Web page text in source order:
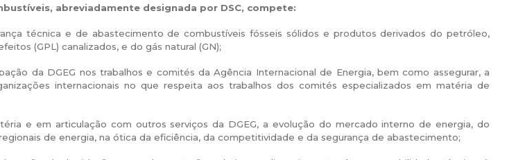
abreviadamente designada por DSC, compete:
técnica e de abastecimento de combustíveis fósseis sólidos e produtos derivados do petróleo,
(GPL) canalizados, e do gás natural (GN);
da DGEG nos trabalhos e comités da Agência Internacional de Energia, bem como assegurar, a
internacionais no que respeita aos trabalhos dos comités especializados em matéria de
e em articulação com outros serviços da DGEG, a evolução do mercado interno de energia, do
de energia, na ótica da eficiência, da competitividade e da segurança de abastecimento;